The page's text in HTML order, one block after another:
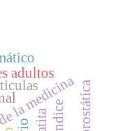
medicina
adultos